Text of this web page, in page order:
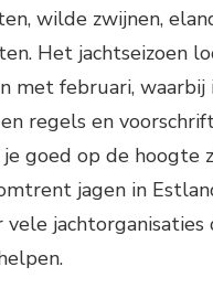
wilde zwijnen,
Het jachtseizoen
met februari, waarbij
regels en
goed op de hoogte
jagen in
vele jachtorganisaties